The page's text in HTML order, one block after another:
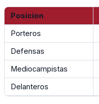
Posicion
Porteros
Defensas
Mediocampistas
Delanteros